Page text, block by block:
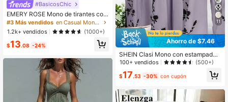
#BasicosChic
EMERY ROSE Mono de tirantes con
doble bolsillo de espalda con abertu
ra de ojo sin camiseta
#3 Más vendidos
¡Casi agotado!
#3 Más vendidos
en Casual Monos de mujer
¡Casi agotado!
#3 Más vendidos
en Casual Monos de mujer
¡Casi agotado!
#3 Más vendidos
en Casual Monos de mujer
¡Casi agotado!
1.2k+ vendidos (1000+)
$13.08 -24%
11
Ahorro de $7.46
SHEIN Clasi Mono con estampado f
loral de talla grande, estilo casual y
100+ vendidos (500+)
$17.53 -30% con cupón